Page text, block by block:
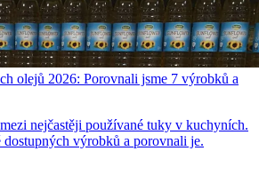
olejů 2026: Porovnali jsme 7 výrobků a
nejčastěji používané tuky v kuchyních.
dostupných výrobků a porovnali je.